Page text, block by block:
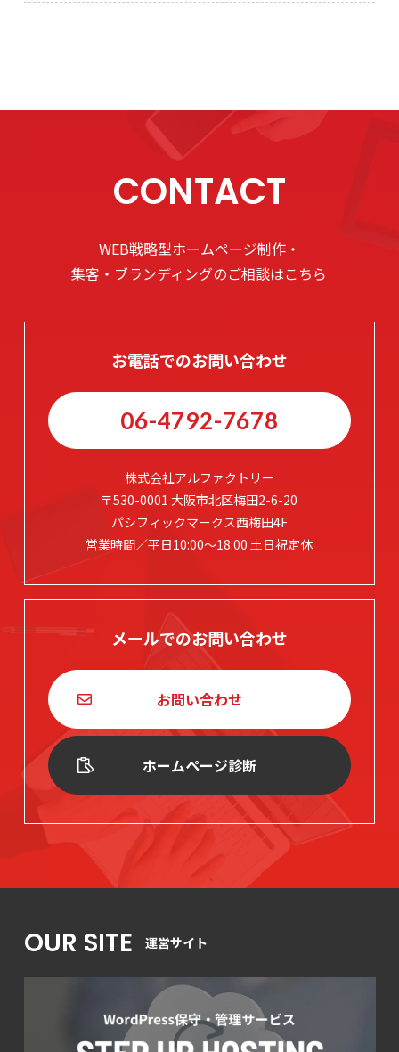
CONTACT
WEB戦略型ホームページ制作・
集客・ブランディングのご相談はこちら
お電話でのお問い合わせ
06-4792-7678
株式会社アルファクトリー
〒530-0001 大阪市北区梅田2-6-20
パシフィックマークス西梅田4F
営業時間／平日10:00～18:00 土日祝定休
メールでのお問い合わせ
お問い合わせ
ホームページ診断
OUR SITE 運営サイト